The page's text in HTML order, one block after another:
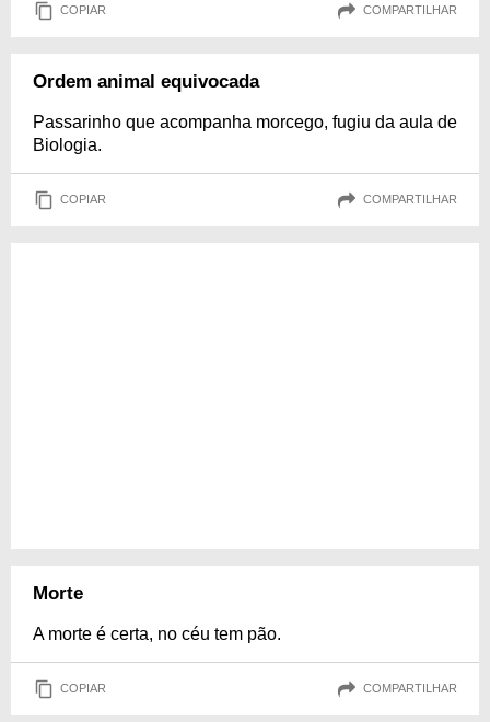
COPIAR COMPARTILHAR
Ordem animal equivocada
Passarinho que acompanha morcego, fugiu da aula de
Biologia.
COPIAR COMPARTILHAR
Morte
A morte é certa, no céu tem pão.
COPIAR COMPARTILHAR